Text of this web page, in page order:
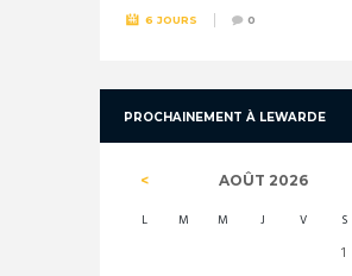
6 JOURS 0
PROCHAINEMENT À LEWARDE
AOÛT 2026
L M M J V S
1